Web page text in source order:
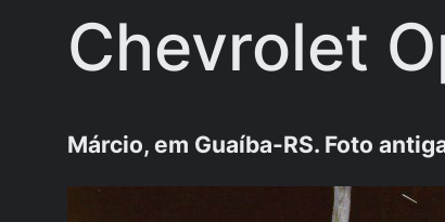
Chevrolet
Márcio, em Guaíba-RS. Foto